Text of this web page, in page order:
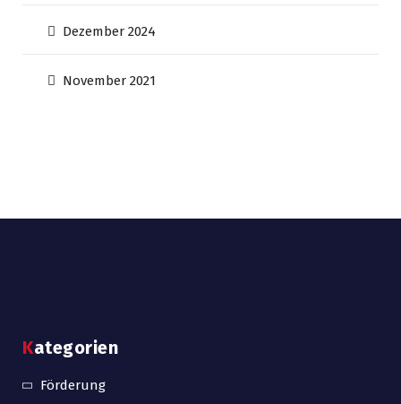
Dezember 2024
November 2021
Kategorien
Förderung